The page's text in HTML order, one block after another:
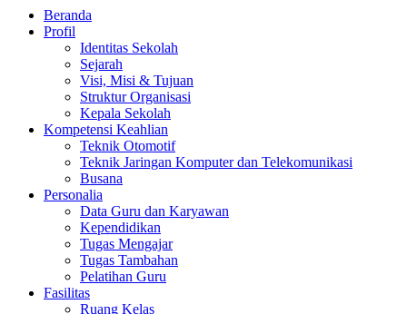
Beranda
Profil
Identitas Sekolah
Sejarah
Visi, Misi & Tujuan
Struktur Organisasi
Kepala Sekolah
Kompetensi Keahlian
Teknik Otomotif
Teknik Jaringan Komputer dan Telekomunikasi
Busana
Personalia
Data Guru dan Karyawan
Kependidikan
Tugas Mengajar
Tugas Tambahan
Pelatihan Guru
Fasilitas
Ruang Kelas